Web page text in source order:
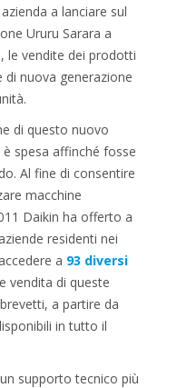
a lanciare sul
Ururu Sarara a
le vendite dei prodotti
nuova generazione
di questo nuovo
spesa affinché fosse
Al fine di consentire
macchine
Daikin ha offerto a
residenti nei
a 93 diversi
vendita di queste
a partire da
in tutto il
supporto tecnico più